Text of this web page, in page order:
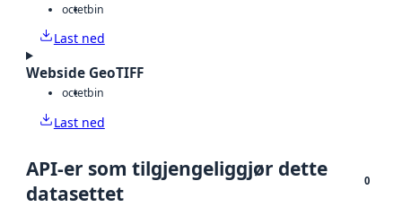
octetbin
Last ned
Webside GeoTIFF
octetbin
Last ned
API-er som tilgjengeliggjør dette
datasettet
0